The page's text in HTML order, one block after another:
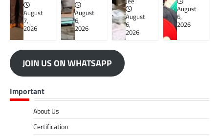
August
7,
2026
August
6,
2026
August
6,
2026
August
6,
2026
JOIN US ON WHATSAPP
Important
About Us
Certification